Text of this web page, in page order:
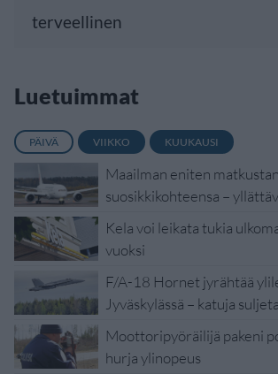
terveellinen
Luetuimmat
PÄIVÄ VIIKKO KUUKAUSI
Maailman eniten
suosikkikohteensa –
Kela voi leikata tukia
vuoksi
F/A-18 Hornet jyrähtää
Jyväskylässä – katuja
Moottoripyöräilijä pakeni
hurja ylinopeus